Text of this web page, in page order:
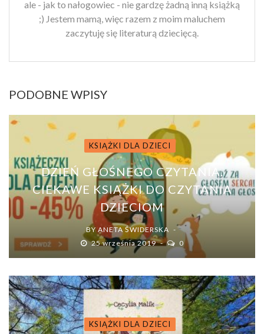
ale - jak to nałogowiec - nie gardzę żadną inną książką
;) Jestem mamą, więc razem z moim maluchem
zaczytuję się literaturą dziecięcą.
PODOBNE WPISY
KSIĄŻKI DLA DZIECI
DZIEŃ GŁOŚNEGO CZYTANIA.
CIEKAWE KSIĄŻKI DO CZYTANIA
DZIECIOM
BYANETA ŚWIDERSKA
25 września 2019
0
KSIĄŻKI DLA DZIECI